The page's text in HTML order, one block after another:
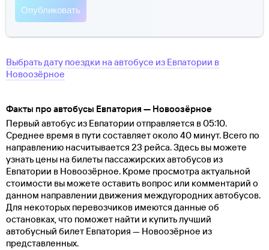
Выбрать дату поездки на автобусе из Евпатории в
Новоозёрное
Факты про автобусы Евпатория — Новоозёрное
Первый автобус из Евпатории отправляется в 05:10.
Среднее время в пути составляет около 40 минут. Всего по
направлению насчитывается 23 рейса. Здесь вы можете
узнать цены на билеты пассажирских автобусов из
Евпатории в Новоозёрное. Кроме просмотра актуальной
стоимости вы можете оставить вопрос или комментарий о
данном направлении движения междугородних автобусов.
Для некоторых перевозчиков имеются данные об
остановках, что поможет найти и купить лучший
автобусный билет Евпатория — Новоозёрное из
представленных.